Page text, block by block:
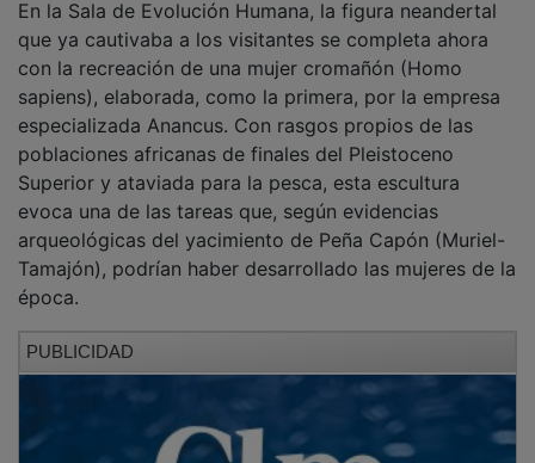
que ya cautivaba a los visitantes se completa ahora
con la recreación de una mujer cromañón (Homo
sapiens), elaborada, como la primera, por la empresa
especializada Anancus. Con rasgos propios de las
poblaciones africanas de finales del Pleistoceno
Superior y ataviada para la pesca, esta escultura
evoca una de las tareas que, según evidencias
arqueológicas del yacimiento de Peña Capón (Muriel-
Tamajón), podrían haber desarrollado las mujeres de la
época.